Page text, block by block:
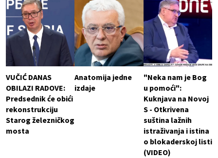
VUČIĆ DANAS
OBILAZI RADOVE:
Predsednik će obići
rekonstrukciju
Starog železničkog
mosta
Anatomija jedne
izdaje
"Neka nam je Bog
u pomoći":
Kuknjava na Novoj
S - Otkrivena
suština lažnih
istraživanja i istina
o blokaderskoj listi
(VIDEO)